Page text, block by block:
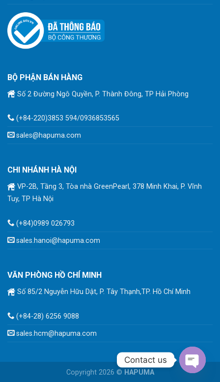
BỘ PHẬN BÁN HÀNG
Số 2 Đường Ngô Quyền, P. Thành Đông, TP Hải Phòng
(+84-220)3853 594/0936853565
sales@hapuma.com
CHI NHÁNH HÀ NỘI
VP-2B, Tầng 3, Tòa nhà GreenPearl, 378 Minh Khai, P. Vĩnh
Tuy, TP Hà Nội
(+84)0989 026793
sales.hanoi@hapuma.com
VĂN PHÒNG HỒ CHÍ MINH
Số 85/2 Nguyễn Hữu Dật, P. Tây Thạnh,TP. Hồ Chí Minh
(+84-28) 6256 9088
sales.hcm@hapuma.com
Copyright 2026 © HAPUMA
Contact us